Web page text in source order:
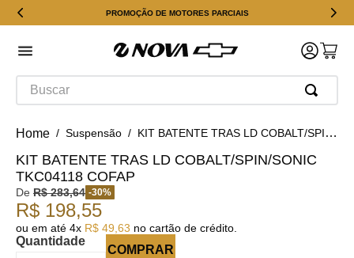
PROMOÇÃO DE MOTORES PARCIAIS
Buscar
Suspensão KIT BATENTE TRAS LD COBALT/SPIN/SONIC TKC04118 COFAP
KIT BATENTE TRAS LD COBALT/SPIN/SONIC
TKC04118 COFAP
De R$ 283,64 -30%
R$ 198,55
ou em até 4x R$ 49 63 no cartão de crédito.
Quantidade
COMPRAR